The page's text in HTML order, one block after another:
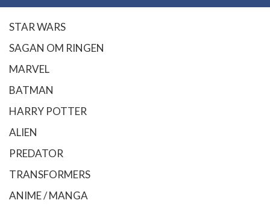
STAR WARS
SAGAN OM RINGEN
MARVEL
BATMAN
HARRY POTTER
ALIEN
PREDATOR
TRANSFORMERS
ANIME / MANGA